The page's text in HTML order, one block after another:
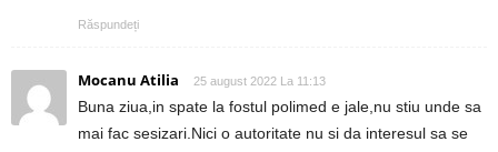
Răspundeți
Mocanu Atilia 25 august 2022 La 11:13
Buna ziua,in spate la fostul polimed e jale,nu stiu unde sa
mai fac sesizari.Nici o autoritate nu si da interesul sa se